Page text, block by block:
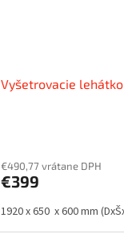
Vyšetrovacie
€490,77 vrátane DPH
€399
1920 x 650 x 600 mm